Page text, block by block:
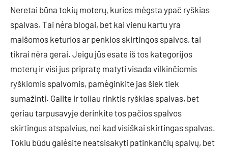
Neretai būna tokių moterų, kurios mėgsta ypač ryškias
spalvas. Tai nėra blogai, bet kai vienu kartu yra
maišomos keturios ar penkios skirtingos spalvos, tai
tikrai nėra gerai. Jeigu jūs esate iš tos kategorijos
moterų ir visi jus pripratę matyti visada vilkinčiomis
ryškiomis spalvomis, pamėginkite jas šiek tiek
sumažinti. Galite ir toliau rinktis ryškias spalvas, bet
geriau tarpusavyje derinkite tos pačios spalvos
skirtingus atspalvius, nei kad visiškai skirtingas spalvas.
Tokiu būdu galėsite neatsisakyti patinkančių spalvų, bet